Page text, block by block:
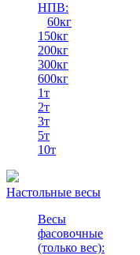
НПВ:
60кг
150кг
200кг
300кг
600кг
1т
2т
3т
5т
10т
Настольные весы
Весы
фасовочные
(только вес):